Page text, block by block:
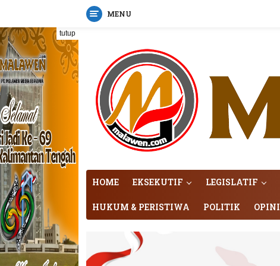
Langsung
ke
konten
MENU
tutup
HOME EKSEKUTIF LEGISLATIF
HUKUM & PERISTIWA POLITIK OPINI